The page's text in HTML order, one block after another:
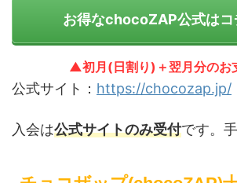
お得なchocoZAP公式はコ
▲初月(日割り)＋翌月分のお
公式サイト： https://chocozap.jp/
入会は公式サイトのみ受付です。